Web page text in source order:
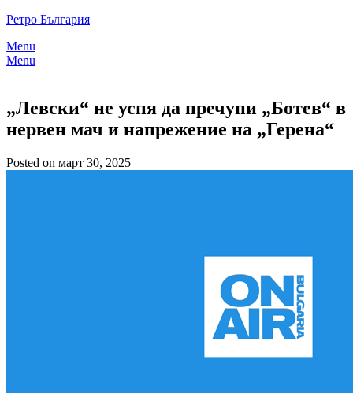
Skip
content
Ретро България
Menu
Menu
„Левски“ не успя да пречупи „Ботев“ в
нервен мач и напрежение на „Герена“
Posted on март 30, 2025